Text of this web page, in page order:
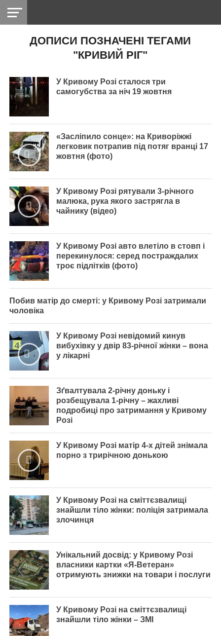
НІКОПОЛЬ
РАДІО
ДОПИСИ ПОЗНАЧЕНІ ТЕГАМИ
"КРИВИЙ РІГ"
У Кривому Розі сталося три
самогубства за ніч 19 жовтня
«Засліпило сонце»: на Криворіжжі
легковик потрапив під потяг вранці 17
жовтня (фото)
У Кривому Розі рятували 3-річного
малюка, рука якого застрягла в
чайнику (відео)
У Кривому Розі авто влетіло в стовп і
перекинулося: серед постраждалих
троє підлітків (фото)
Побив матір до смерті: у Кривому Розі затримали
чоловіка
У Кривому Розі невідомий кинув
вибухівку у двір 83-річної жінки – вона
у лікарні
Зґвалтувала 2-річну доньку і
розбещувала 1-річну – жахливі
подробиці про затримання у Кривому
Розі
У Кривому Розі матір 4-х дітей знімала
порно з трирічною донькою
У Кривому Розі на сміттєзвалищі
знайшли тіло жінки: поліція затримала
злочинця
Унікальний досвід: у Кривому Розі
власники картки «Я-Ветеран»
отримують знижки на товари і послуги
У Кривому Розі на сміттєзвалищі
знайшли тіло жінки – ЗМІ